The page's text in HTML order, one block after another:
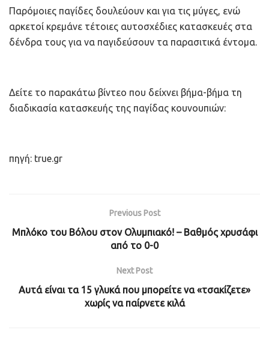
Παρόμοιες παγίδες δουλεύουν και για τις μύγες, ενώ
αρκετοί κρεμάνε τέτοιες αυτοσχέδιες κατασκευές στα
δένδρα τους για να παγιδεύσουν τα παρασιτικά έντομα.
Δείτε το παρακάτω βίντεο που δείχνει βήμα-βήμα τη
διαδικασία κατασκευής της παγίδας κουνουπιών:
πηγή: true.gr
Previous Post
Μπλόκο του Βόλου στον Ολυμπιακό! – Βαθμός χρυσάφι
από το 0-0
Next Post
Αυτά είναι τα 15 γλυκά που μπορείτε να «τσακίζετε»
χωρίς να παίρνετε κιλά